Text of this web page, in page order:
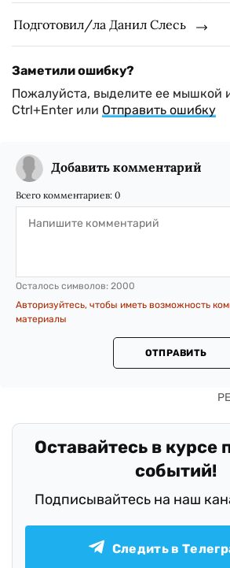
Подготовил/ла Данил Слесь
Заметили ошибку?
Пожалуйста, выделите ее мышкой
Ctrl+Enter или Отправить ошибку
Добавить комментарий
Всего комментариев: 0
Осталось символов: 2000
Авторизуйтесь, чтобы иметь возможность
материалы
ОТПРАВИТЬ
Оставайтесь в курсе
событий!
Подписывайтесь на наш
Следить в